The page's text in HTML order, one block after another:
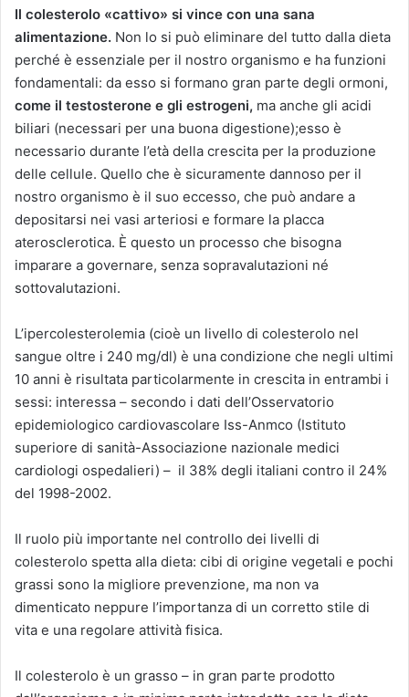
Il colesterolo «cattivo» si vince con una sana
alimentazione. Non lo si può eliminare del tutto dalla dieta
perché è essenziale per il nostro organismo e ha funzioni
fondamentali: da esso si formano gran parte degli ormoni,
come il testosterone e gli estrogeni, ma anche gli acidi
biliari (necessari per una buona digestione);esso è
necessario durante l’età della crescita per la produzione
delle cellule. Quello che è sicuramente dannoso per il
nostro organismo è il suo eccesso, che può andare a
depositarsi nei vasi arteriosi e formare la placca
aterosclerotica. È questo un processo che bisogna
imparare a governare, senza sopravalutazioni né
sottovalutazioni.
L’ipercolesterolemia (cioè un livello di colesterolo nel
sangue oltre i 240 mg/dl) è una condizione che negli ultimi
10 anni è risultata particolarmente in crescita in entrambi i
sessi: interessa – secondo i dati dell’Osservatorio
epidemiologico cardiovascolare Iss-Anmco (Istituto
superiore di sanità-Associazione nazionale medici
cardiologi ospedalieri) – il 38% degli italiani contro il 24%
del 1998-2002.
Il ruolo più importante nel controllo dei livelli di
colesterolo spetta alla dieta: cibi di origine vegetali e pochi
grassi sono la migliore prevenzione, ma non va
dimenticato neppure l’importanza di un corretto stile di
vita e una regolare attività fisica.
Il colesterolo è un grasso – in gran parte prodotto